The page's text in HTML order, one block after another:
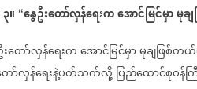
၃။ “နွေဦးတော်လှန်ရေးကအောင်မြင်မှာမုခ
းတော်လှန်ရေးကအောင်မြင်မှာမုချဖြစ်တ
ာ်လှန်ရေးနဲ့ပတ်သက်လို့ပြည်ထောင်စုဝန်က